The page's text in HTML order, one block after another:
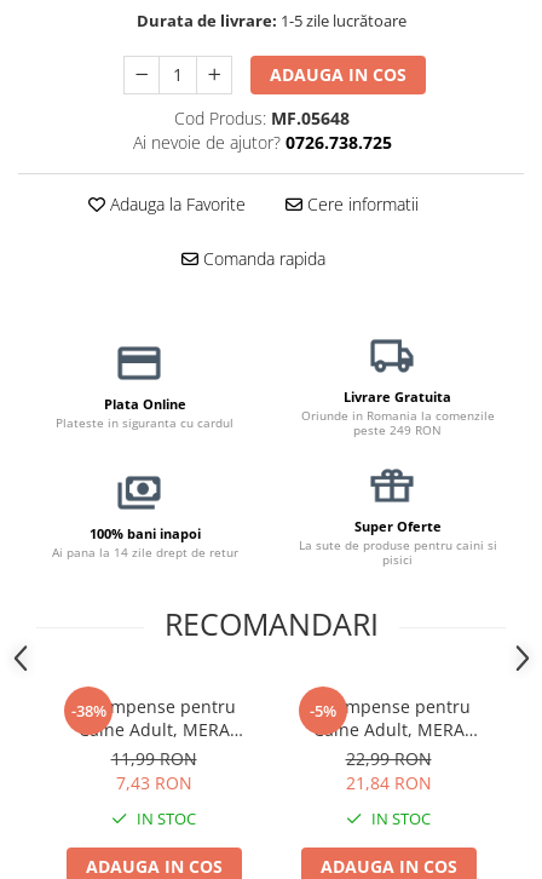
Zgărzi & HamuriDurata de livrare: 1-5 zile lucrătoare
ADAUGA IN COS
Cod Produs: MF.05648
Ai nevoie de ajutor? 0726.738.725
Adauga la Favorite Cere informatii
Comanda rapida
Plata Online
Plateste in siguranta cu cardul
Livrare Gratuita
Oriunde in Romania la comenzile
peste 249 RON
100% bani inapoi
Ai pana la 14 zile drept de retur
Super Oferte
La sute de produse pentru caini si
pisici
RECOMANDARI
-38%
Recompense pentru
Câine Adult, MERA
Snacker, Miel, 200g
11,99 RON
7,43 RON
IN STOC
ADAUGA IN COS
-5%
Recompense pentru
Câine Adult, MERA
Bakery, Snacky Mix,
Biscuiți, Pește și Carne,
22,99 RON
21,84 RON
IN STOC
ADAUGA IN COS